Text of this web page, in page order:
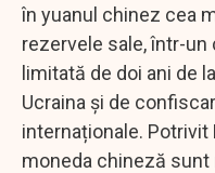
în yuanul chinez cea
rezervele sale, într-
limitată de doi ani de
Ucraina și de
internaționale. Potrivit
moneda chineză